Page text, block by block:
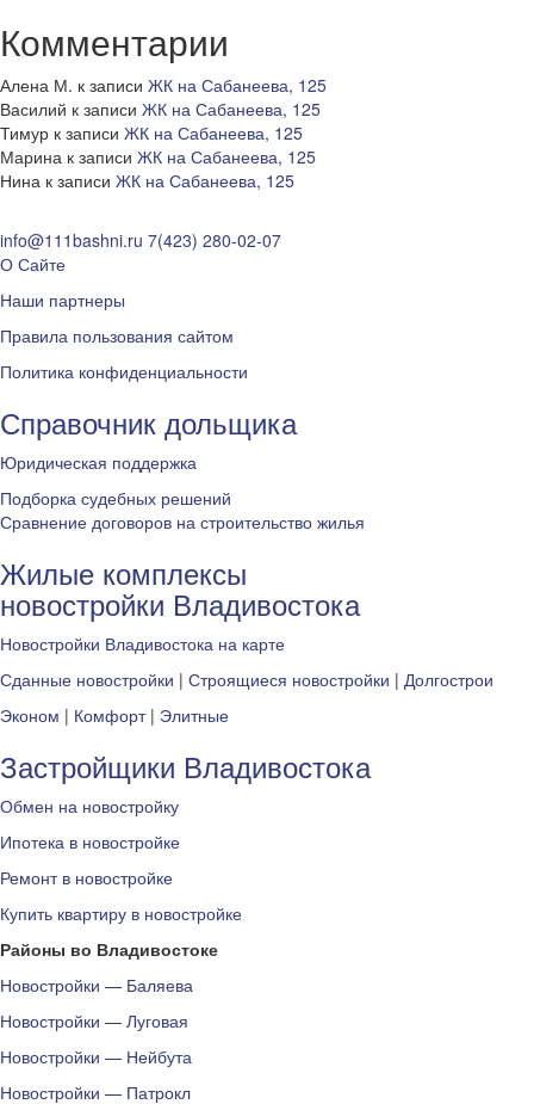
Комментарии
Алена М. к записи ЖК на Сабанеева, 125
Василий к записи ЖК на Сабанеева, 125
Тимур к записи ЖК на Сабанеева, 125
Марина к записи ЖК на Сабанеева, 125
Нина к записи ЖК на Сабанеева, 125
info@111bashni.ru 7(423) 280-02-07
О Сайте
Наши партнеры
Правила пользования сайтом
Политика конфиденциальности
Справочник дольщика
Юридическая поддержка
Подборка судебных решений
Сравнение договоров на строительство жилья
Жилые комплексы
новостройки Владивостока
Новостройки Владивостока на карте
Сданные новостройки | Строящиеся новостройки | Долгострои
Эконом | Комфорт| Элитные
Застройщики Владивостока
Обмен на новостройку
Ипотека в новостройке
Ремонт в новостройке
Купить квартиру в новостройке
Районы во Владивостоке
Новостройки — Баляева
Новостройки — Луговая
Новостройки — Нейбута
Новостройки — Патрокл